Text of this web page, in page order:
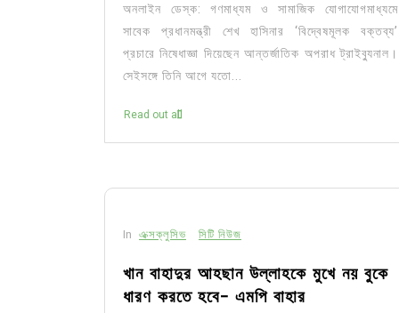
অনলাইন ডেস্ক: গণমাধ্যম ও সামাজিক যোগাযোগমাধ্যমে
সাবেক প্রধানমন্ত্রী শেখ হাসিনার ‘বিদ্বেষমূলক বক্তব্য’
প্রচারে নিষেধাজ্ঞা দিয়েছেন আন্তর্জাতিক অপরাধ ট্রাইব্যুনাল।
সেইসঙ্গে তিনি আগে যতো...
Read out all
In এক্সক্লুসিভ সিটি নিউজ
খান বাহাদুর আহছান উল্লাহকে মুখে নয় বুকে
ধারণ করতে হবে- এমপি বাহার